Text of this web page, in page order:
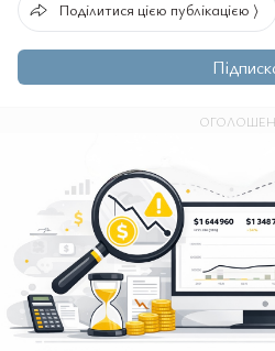
Поділитися цією публікацією ⟩